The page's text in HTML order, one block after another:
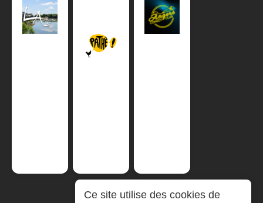
Ce site utilise des cookies de